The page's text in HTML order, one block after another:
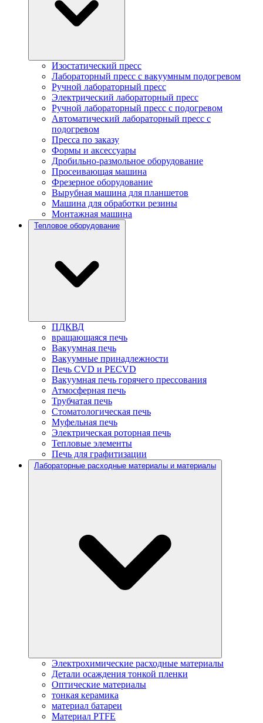
Изостатический пресс
Лабораторный пресс с вакуумным подогревом
Ручной лабораторный пресс
Электрический лабораторный пресс
Ручной лабораторный пресс с подогревом
Автоматический лабораторный пресс с
подогревом
Пресса по заказу
Формы и аксессуары
Дробильно-размольное оборудование
Просеивающая машина
Фрезерное оборудование
Вырубная машина для планшетов
Машина для обработки резины
Монтажная машина
Тепловое оборудование
ПДКВД
вращающаяся печь
Вакуумная печь
Вакуумные принадлежности
Печь CVD и PECVD
Вакуумная печь горячего прессования
Атмосферная печь
Трубчатая печь
Стоматологическая печь
Муфельная печь
Электрическая роторная печь
Тепловые элементы
Печь для графитизации
Лабораторные расходные материалы и материалы
Электрохимические расходные материалы
Детали осаждения тонкой пленки
Оптические материалы
тонкая керамика
материал батареи
Материал PTFE